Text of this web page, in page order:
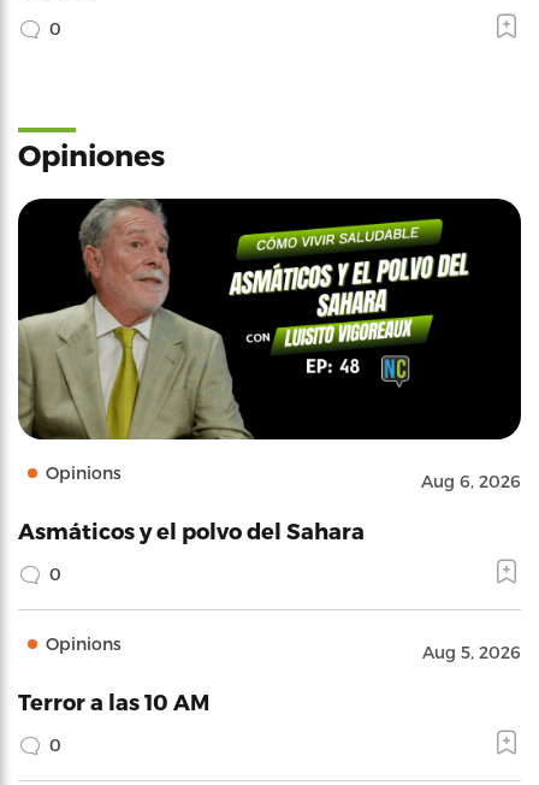
0
Opiniones
Opinions Aug 6, 2026
Asmáticos y el polvo del Sahara
0
Opinions Aug 5, 2026
Terror a las 10 AM
0